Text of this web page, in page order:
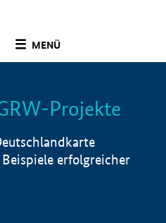
MENÜ
Info
Projekte
erfolgreicher